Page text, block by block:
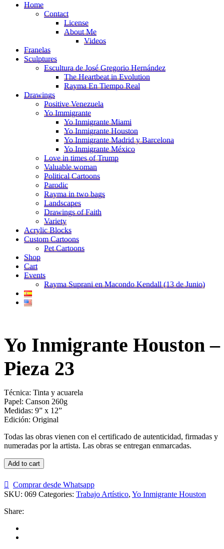
Home
Contact
License
About Me
Videos
Franelas
Sculptures
Escultura de José Gregorio Hernández
The Heartbeat in Evolution
Rayma En Tiempo Real
Drawings
Positive Venezuela
Yo Immigrante
Yo Inmigrante Miami
Yo Inmigrante Houston
Yo Inmigrante Madrid y Barcelona
Yo Inmigrante México
Love in times of Trump
Valuable woman
Political Cartoons
Parodic
Rayma in two bags
Landscapes
Drawings of Faith
Variety
Acrylic Blocks
Custom Cartoons
Pet Cartoons
Shop
Cart
Events
Rayma Suprani en Macondo Kendall (13 de Junio)
Yo Inmigrante Houston –
Pieza 23
Técnica: Tinta y acuarela
Papel: Canson 260g
Medidas: 9” x 12”
Edición: Original
Todas las obras vienen con el certificado de autenticidad, firmadas y
numeradas por la artista. Las obras se entregan enmarcadas.
Add to cart
Comprar desde Whatsapp
SKU: 069 Categories: Trabajo Artístico, Yo Inmigrante Houston
Share: